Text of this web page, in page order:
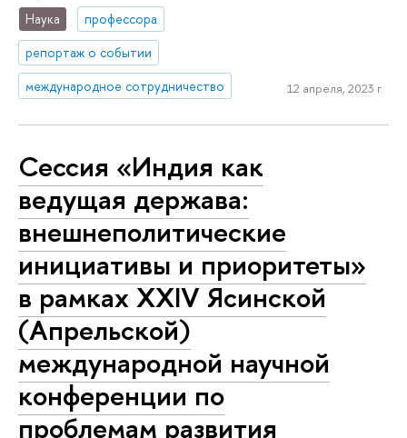
Наука
профессора
репортаж о событии
международное сотрудничество
12 апреля, 2023 г.
Сессия «Индия как
ведущая держава:
внешнеполитические
инициативы и приоритеты»
в рамках XXIV Ясинской
(Апрельской)
международной научной
конференции по
проблемам развития